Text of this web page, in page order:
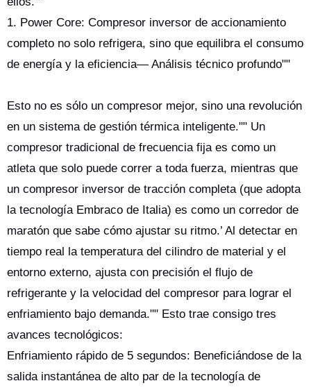
1. Power Core: Compresor inversor de accionamiento
completo no solo refrigera, sino que equilibra el consumo
de energía y la eficiencia— Análisis técnico profundo""
Esto no es sólo un compresor mejor, sino una revolución
en un sistema de gestión térmica inteligente."" Un
compresor tradicional de frecuencia fija es como un
atleta que solo puede correr a toda fuerza, mientras que
un compresor inversor de tracción completa (que adopta
la tecnología Embraco de Italia) es como un corredor de
maratón que sabe cómo ajustar su ritmo.’ Al detectar en
tiempo real la temperatura del cilindro de material y el
entorno externo, ajusta con precisión el flujo de
refrigerante y la velocidad del compresor para lograr el
enfriamiento bajo demanda."" Esto trae consigo tres
avances tecnológicos:
Enfriamiento rápido de 5 segundos: Beneficiándose de la
salida instantánea de alto par de la tecnología de